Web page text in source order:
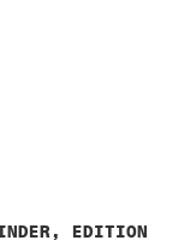
EDITION